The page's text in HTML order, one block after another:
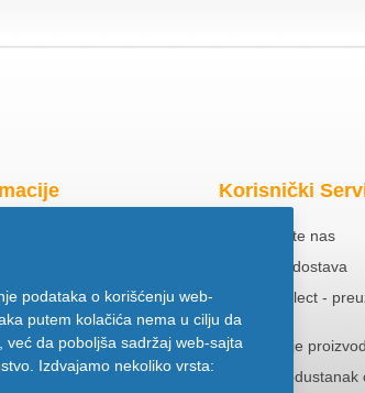
privatnosti
Korisnički
Kontaktirajte nas
Besplatna dostava
Click & Collect -
prodavnici
Reklamacije
Pravo na
podataka o korišćenju web-
putem kolačića nema u cilju da
već da poboljša sadržaj web-sajta
Izdvajamo nekoliko vrsta: